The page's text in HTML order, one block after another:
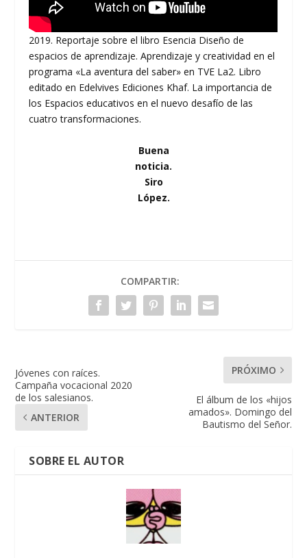
2019. Reportaje sobre el libro Esencia Diseño de
espacios de aprendizaje. Aprendizaje y creatividad en el
programa «La aventura del saber» en TVE La2. Libro
editado en Edelvives Ediciones Khaf. La importancia de
los Espacios educativos en el nuevo desafío de las
cuatro transformaciones.
Buena
noticia.
Siro
López.
COMPARTIR:
Jóvenes con raíces.
Campaña vocacional 2020
de los salesianos.
ANTERIOR
PRÓXIMO
El álbum de los «hijos
amados». Domingo del
Bautismo del Señor.
SOBRE EL AUTOR